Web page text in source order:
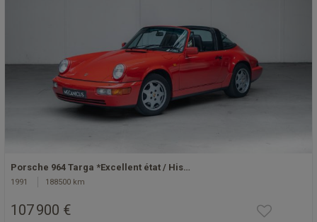
Porsche 964 Targa *Excellent état / His…
1991 188500 km
107 900 €